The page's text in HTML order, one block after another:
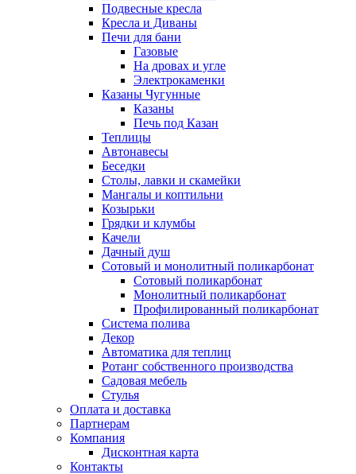
Подвесные кресла
Кресла и Диваны
Печи для бани
Газовые
На дровах и угле
Электрокаменки
Казаны Чугунные
Казаны
Печь под Казан
Теплицы
Автонавесы
Беседки
Столы, лавки и скамейки
Мангалы и коптильни
Козырьки
Грядки и клумбы
Качели
Дачный душ
Сотовый и монолитный поликарбонат
Сотовый поликарбонат
Монолитный поликарбонат
Профилированный поликарбонат
Система полива
Декор
Автоматика для теплиц
Ротанг собственного производства
Садовая мебель
Стулья
Оплата и доставка
Партнерам
Компания
Дисконтная карта
Контакты